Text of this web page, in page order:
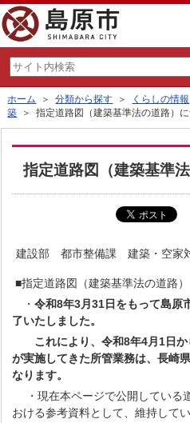
ホーム ＞分類から探す ＞ くらしの情報
築 ＞ 指定道路図（建築基準法の道路）
指定道路図（建築基準
建設部 都市整備課 建築・空家
■指定道路図（建築基準法の道路）
・令和8年3月31日をもって島原
了いたしました。
これにより、令和8年4月1日か
が実施してきた所管業務は、長崎
なります。
・現在本ページで公開している
おける参考資料として、維持して